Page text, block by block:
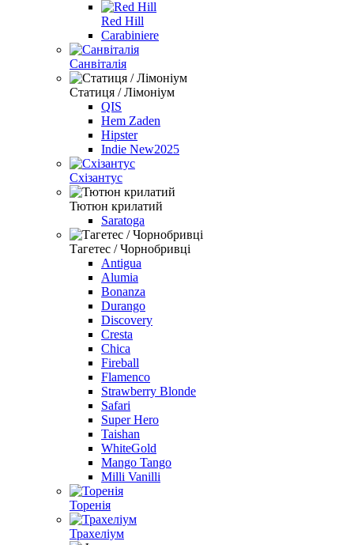
Red Hill
Carabiniere
Санвіталія
Статиця / Лімоніум
QIS
Hem Zaden
Hipster
Indie New2025
Схізантус
Тютюн крилатий
Saratoga
Тагетес / Чорнобривці
Antigua
Alumia
Bonanza
Durango
Discovery
Cresta
Chica
Fireball
Flamenco
Strawberry Blonde
Safari
Super Hero
Taishan
WhiteGold
Mango Tango
Milli Vanilli
Торенiя
Трахелiум